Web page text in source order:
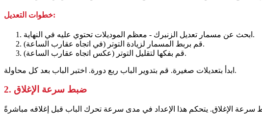
خطوات التعديل:
ابحث عن مسمار تعديل الزنبرك - معظم الموديلات تحتوي عليه في النهاية.
قم بربط المسمار لزيادة التوتر (في اتجاه عقارب الساعة).
قم بفكها لتقليل التوتر (عكس اتجاه عقارب الساعة).
ابدأ بتعديلات صغيرة. قم بتدوير الباب ربع دورة. اختبر الباب بعد كل محاولة.
2. ضبط سرعة الإغلاق